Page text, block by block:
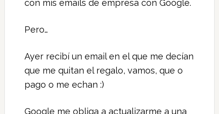
con mis emails de empresa con Google.
Pero…
Ayer recibí un email en el que me decían
que me quitan el regalo, vamos, que o
pago o me echan :)
Google me obliga a actualizarme a una